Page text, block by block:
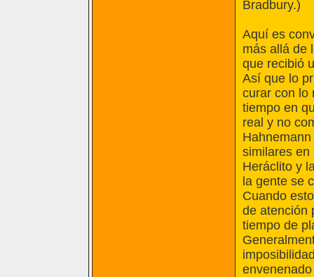
Bradbury.)
Aquí es
más allá de
que recibió
Así que lo
curar con lo
tiempo en
real y no
similares en
Heráclito y
la gente se
Cuando
de atención
tiempo de